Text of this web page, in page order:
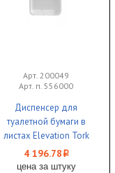
Арт. 200049
Арт. п. 556000
Диспенсер для
туалетной бумаги в
листах Elevation Tork
белый 1/12
4 196.78 i
цена за штуку